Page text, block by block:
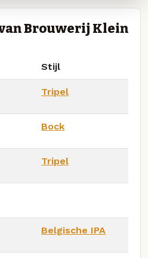
Brouwerij Klein
Stijl
Tripel
Bock
Tripel
Belgische IPA